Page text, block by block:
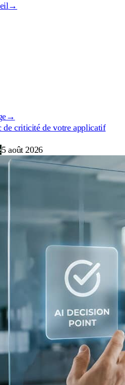
→
→
de criticité de votre applicatif
5 août 2026